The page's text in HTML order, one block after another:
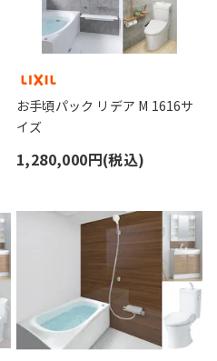
お手頃パック リデア M 1616サ
イズ
1,280,000円(税込)